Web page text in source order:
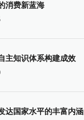
消费新蓝海
主知识体系构建成效
达国家水平的丰富内涵